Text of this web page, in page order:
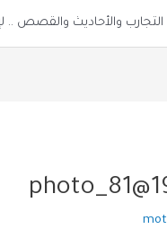
والأحاديث والقصص ..